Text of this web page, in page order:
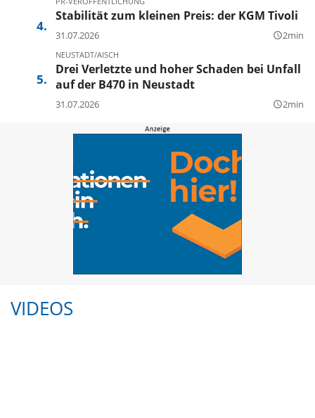
Stabilität zum kleinen Preis: der KGM Tivoli
31.07.2026 query_builder2min
NEUSTADT/AISCH
Drei Verletzte und hoher Schaden bei Unfall
auf der B470 in Neustadt
31.07.2026 query_builder2min
VIDEOS